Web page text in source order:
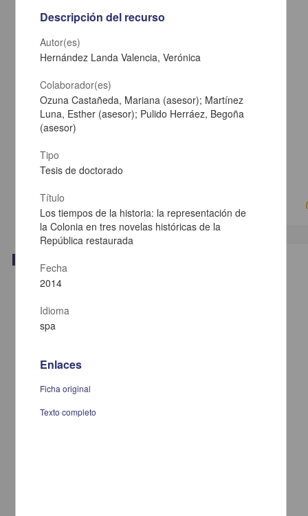
Quepons Ramírez, Ignacio
2014
Descripción del recurso
Autor(es)
Hernández Landa Valencia, Verónica
Colaborador(es)
Ozuna Castañeda, Mariana (asesor); Martínez
Luna, Esther (asesor); Pulido Herráez, Begoña
(asesor)
Tipo
Tesis de doctorado
Título
Los tiempos de la historia: la representación de
la Colonia en tres novelas históricas de la
República restaurada
Fecha
2014
Idioma
spa
Enlaces
Ficha original
Texto completo